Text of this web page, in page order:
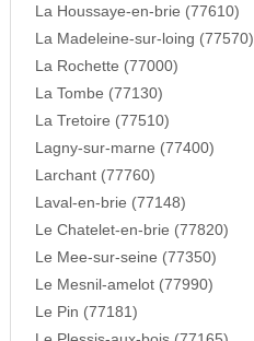
La Houssaye-en-brie (77610)
La Madeleine-sur-loing (77570)
La Rochette (77000)
La Tombe (77130)
La Tretoire (77510)
Lagny-sur-marne (77400)
Larchant (77760)
Laval-en-brie (77148)
Le Chatelet-en-brie (77820)
Le Mee-sur-seine (77350)
Le Mesnil-amelot (77990)
Le Pin (77181)